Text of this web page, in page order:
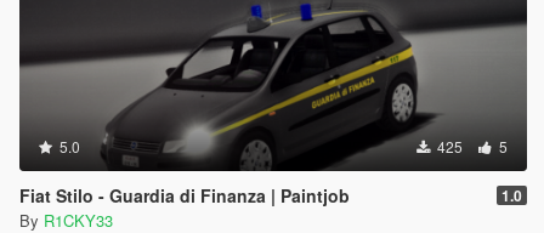
5.0 425 5
Fiat Stilo - Guardia di Finanza | Paintjob 1.0
By R1CKY33